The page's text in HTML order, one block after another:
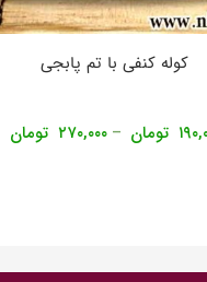
کوله کنفی با تم پابجی
تومان – ۲۷۰,۰۰۰ تومان